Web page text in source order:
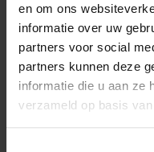
en om ons
informatie over uw
partners voor social
partners kunnen deze
informatie die u aan ze
verzameld op basis
INFRA